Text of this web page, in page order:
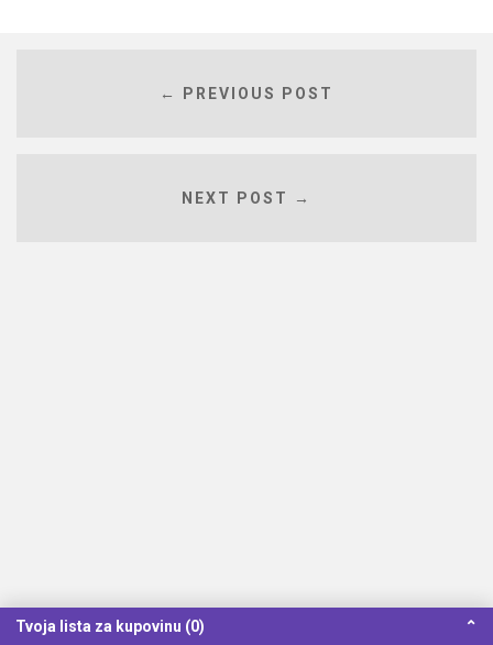
← PREVIOUS POST
NEXT POST →
Tvoja lista za kupovinu (0) ⌃